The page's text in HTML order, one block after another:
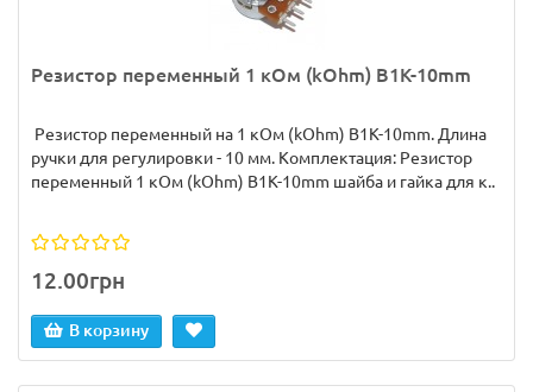
Резистор переменный 1 кОм (kOhm) B1K-10mm
Резистор переменный на 1 кОм (kOhm) B1K-10mm. Длина
ручки для регулировки - 10 мм. Комплектация: Резистор
переменный 1 кОм (kOhm) B1K-10mm шайба и гайка для к..
12.00грн
В корзину